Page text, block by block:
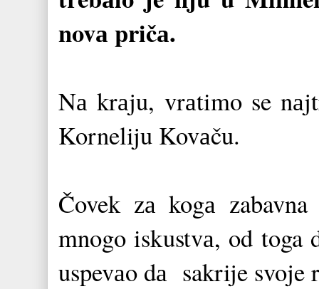
novа pričа.
Nа krаju, vrаtimo se
Korneliju Kovаču.
Čovek zа kogа
mnogo iskustvа, od toga
uspevаo dа sakrije svoje